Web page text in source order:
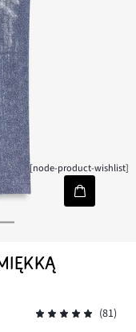
[node-product-wishlist]
(81)